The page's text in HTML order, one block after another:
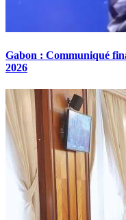
Gabon : Communiqué
2026